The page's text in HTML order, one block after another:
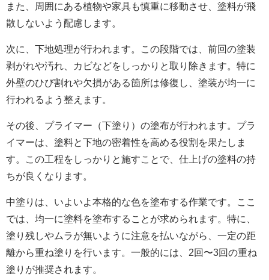
また、周囲にある植物や家具も慎重に移動させ、塗料が飛
散しないよう配慮します。
次に、下地処理が行われます。この段階では、前回の塗装
剥がれや汚れ、カビなどをしっかりと取り除きます。特に
外壁のひび割れや欠損がある箇所は修復し、塗装が均一に
行われるよう整えます。
その後、プライマー（下塗り）の塗布が行われます。プラ
イマーは、塗料と下地の密着性を高める役割を果たしま
す。この工程をしっかりと施すことで、仕上げの塗料の持
ちが良くなります。
中塗りは、いよいよ本格的な色を塗布する作業です。ここ
では、均一に塗料を塗布することが求められます。特に、
塗り残しやムラが無いように注意を払いながら、一定の距
離から重ね塗りを行います。一般的には、2回〜3回の重ね
塗りが推奨されます。